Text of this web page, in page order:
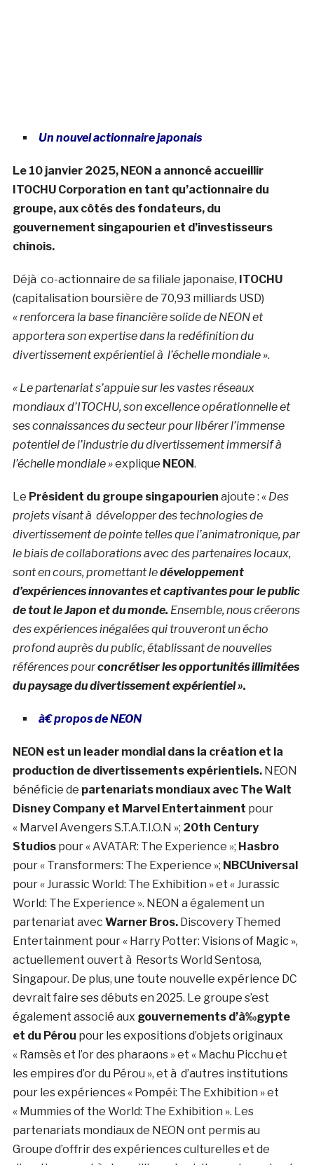
Un nouvel actionnaire japonais
Le 10 janvier 2025, NEON a annoncé accueillir
ITOCHU Corporation en tant qu’actionnaire du
groupe, aux côtés des fondateurs, du
gouvernement singapourien et d’investisseurs
chinois.
Déjà co-actionnaire de sa filiale japonaise, ITOCHU
(capitalisation boursière de 70,93 milliards USD)
« renforcera la base financière solide de NEON et
apportera son expertise dans la redéfinition du
divertissement expérientiel à l’échelle mondiale ».
« Le partenariat s’appuie sur les vastes réseaux
mondiaux d’ITOCHU, son excellence opérationnelle et
ses connaissances du secteur pour libérer l’immense
potentiel de l’industrie du divertissement immersif à
l’échelle mondiale »explique NEON.
Le Président du groupe singapourien ajoute : « Des
projets visant à développer des technologies de
divertissement de pointe telles que l’animatronique, par
le biais de collaborations avec des partenaires locaux,
sont en cours, promettant ledéveloppement
d’expériences innovantes et captivantes pour le public
de tout le Japon et du monde. Ensemble, nous créerons
des expériences inégalées qui trouveront un écho
profond auprès du public, établissant de nouvelles
références pourconcrétiser les opportunités illimitées
du paysage du divertissement expérientiel ».
à€ propos de NEON
NEON est un leader mondial dans la création et la
production de divertissements expérientiels.NEON
bénéficie de partenariats mondiaux avec The Walt
Disney Company et Marvel Entertainment pour
« Marvel Avengers S.T.A.T.I.O.N »; 20th Century
Studiospour « AVATAR: The Experience »; Hasbro
pour « Transformers: The Experience »; NBCUniversal
pour « Jurassic World: The Exhibition » et « Jurassic
World: The Experience ». NEON a également un
partenariat avec Warner Bros.Discovery Themed
Entertainment pour « Harry Potter: Visions of Magic »,
actuellement ouvert à Resorts World Sentosa,
Singapour. De plus, une toute nouvelle expérience DC
devrait faire ses débuts en 2025. Le groupe s’est
également associé aux gouvernements d’à‰gypte
et du Pérou pour les expositions d’objets originaux
« Ramsès et l’or des pharaons » et « Machu Picchu et
les empires d’or du Pérou », et à d’autres institutions
pour les expériences « Pompéi: The Exhibition » et
« Mummies of the World: The Exhibition ». Les
partenariats mondiaux de NEON ont permis au
Groupe d’offrir des expériences culturelles et de